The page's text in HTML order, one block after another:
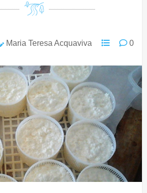
Maria Teresa Acquaviva 0